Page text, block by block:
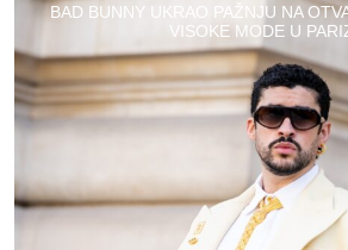
BAD BUNNY UKRAO PAŽNJU NA
VISOKE MODE U